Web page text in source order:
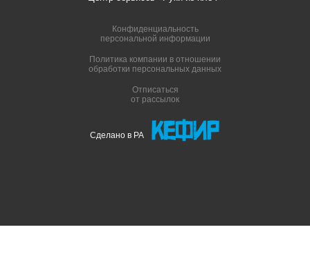
Конфиденциальность
персональной информации
Политика компании в отношении
обработки персональных данных
Отписаться
от рассылок
Сделано в РА